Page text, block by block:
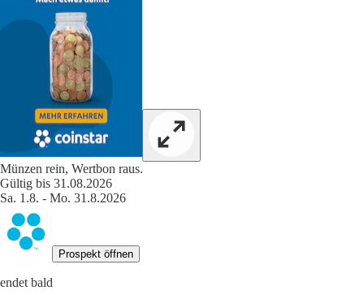
Münzen rein, Wertbon raus.
Gültig bis 31.08.2026
Sa. 1.8. - Mo. 31.8.2026
Prospekt öffnen
endet bald